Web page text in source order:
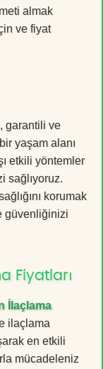
almak
ve fiyat
garantili ve
yaşam alanı
etkili yöntemler
sağlıyoruz.
korumak
güvenliğinizi
Fiyatları
İlaçlama
ilaçlama
en etkili
mücadeleniz